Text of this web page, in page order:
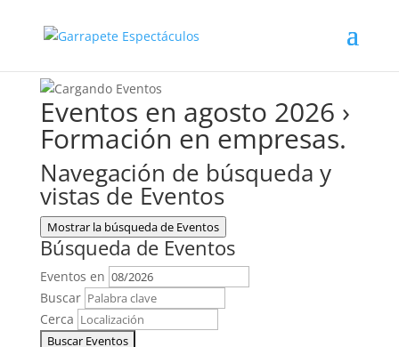
Eventos en agosto 2026 ›
Formación en empresas.
Navegación de búsqueda y
vistas de Eventos
Mostrar la búsqueda de Eventos
Búsqueda de Eventos
Eventos en
Buscar
Cerca